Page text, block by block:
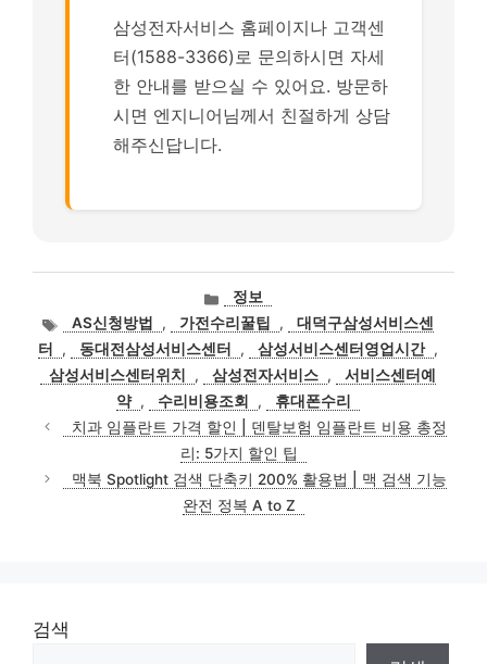
삼성전자서비스 홈페이지나 고객센
터(1588-3366)로 문의하시면 자세
한 안내를 받으실 수 있어요. 방문하
시면 엔지니어님께서 친절하게 상담
해주신답니다.
카
테
고
리
정보
태AS신청방법 , 가전수리꿀팁 ,
대덕구삼성서비스센
터
, 동대전삼성서비스센터 , 삼성서비스센터영업시간 ,
삼성서비스센터위치
, 삼성전자서비스 ,
서비스센터예
약 , 수리비용조회 ,
휴대폰수리
치과 임플란트 가격 할인 | 덴탈보험 임플란트 비용 총정
리: 5가지 할인 팁
맥북 Spotlight 검색 단축키 200% 활용법 | 맥 검색 기능
완전 정복 A to Z
검색